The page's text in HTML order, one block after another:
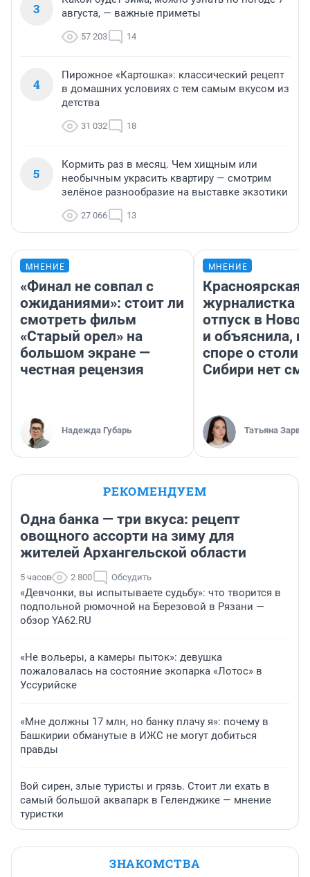
3
августа, — важные приметы
57 203 14
4
Пирожное «Картошка»: классический рецепт
в домашних условиях с тем самым вкусом из
детства
31 032 18
5
Кормить раз в месяц. Чем хищным или
необычным украсить квартиру — смотрим
зелёное разнообразие на выставке экзотики
27 066 13
МНЕНИЕ
«Финал не совпал с
ожиданиями»: стоит ли
смотреть фильм
«Старый орел» на
большом экране —
честная рецензия
Надежда Губарь
МНЕНИЕ
Красноярская
журналистка
отпуск в
и объяснила,
споре о
Сибири нет
Татьяна Зарва
РЕКОМЕНДУЕМ
Одна банка — три вкуса: рецепт
овощного ассорти на зиму для
жителей Архангельской области
5 часов 2 800 Обсудить
«Девчонки, вы испытываете судьбу»: что творится в
подпольной рюмочной на Березовой в Рязани —
обзор YA62.RU
«Не вольеры, а камеры пыток»: девушка
пожаловалась на состояние экопарка «Лотос» в
Уссурийске
«Мне должны 17 млн, но банку плачу я»: почему в
Башкирии обманутые в ИЖС не могут добиться
правды
Вой сирен, злые туристы и грязь. Стоит ли ехать в
самый большой аквапарк в Геленджике — мнение
туристки
ЗНАКОМСТВА